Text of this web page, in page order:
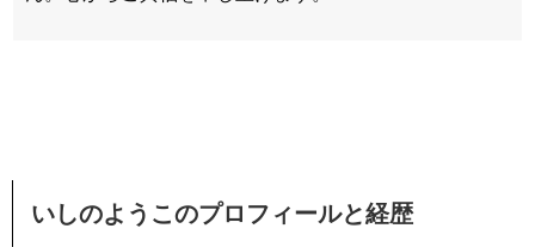
いしのようこのプロフィールと経歴